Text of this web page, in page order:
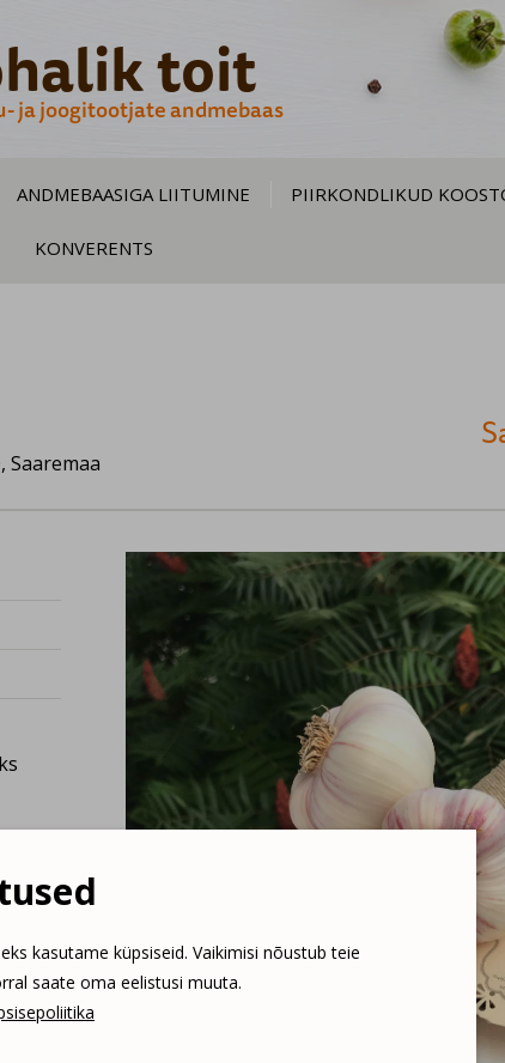
kasutame küpsiseid. Vaikimisi nõustub teie
saate oma eelistusi muuta.
toit
ja joogitootjate andmebaas
ANDMEBAASIGA LIITUMINE PIIRKONDLIKUD
KONVERENTS
Saaremaa